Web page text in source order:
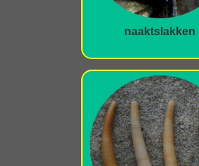
naaktslakken